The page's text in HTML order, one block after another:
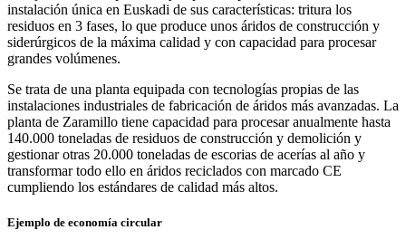
instalación única en Euskadi de sus características: tritura los
residuos en 3 fases, lo que produce unos áridos de construcción y
siderúrgicos de la máxima calidad y con capacidad para procesar
grandes volúmenes.
Se trata de una planta equipada con tecnologías propias de las
instalaciones industriales de fabricación de áridos más avanzadas. La
planta de Zaramillo tiene capacidad para procesar anualmente hasta
140.000 toneladas de residuos de construcción y demolición y
gestionar otras 20.000 toneladas de escorias de acerías al año y
transformar todo ello en áridos reciclados con marcado CE
cumpliendo los estándares de calidad más altos.
Ejemplo de economía circular